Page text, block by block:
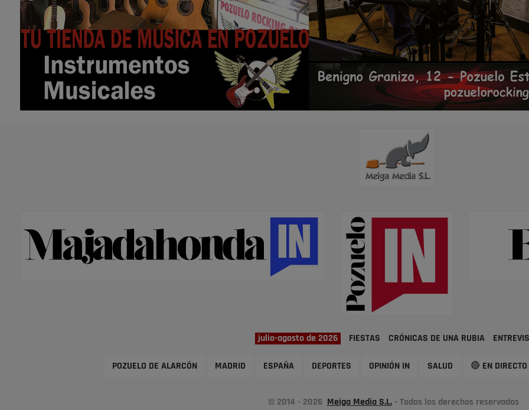
julio-agosto de 2026 FIESTAS CRÓNICAS DE UNA RUBIA
POZUELO DE ALARCÓN MADRID ESPAÑA DEPORTES OPINIÓN IN SALUD 🔴 EN DIRECTO
© 2014 - 2026 Meiga Media S.L.- Todos los derechos reservados